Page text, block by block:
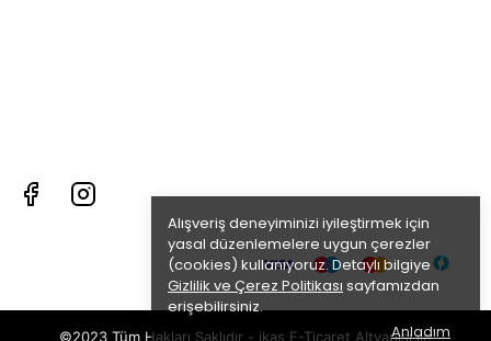
Alışveriş deneyiminizi iyileştirmek için
yasal düzenlemelere uygun çerezler
(cookies) kullanıyoruz. Detaylı bilgiye
Gizlilik ve Çerez Politikası sayfamızdan
erişebilirsiniz.
Anladım
©2023 Tüm Hakları Saklıdır - ikas E-Ticaret Altyapısı ile